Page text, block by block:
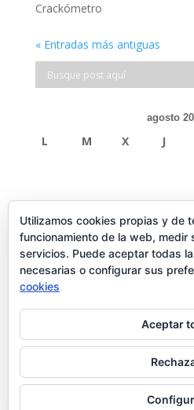
Crackómetro
« Entradas más antiguas
agosto
L M X J
10 13
17
27
« Feb
Utilizamos cookies propias y de
funcionamiento de la web, medir
servicios. Puede aceptar todas
necesarias o configurar sus
cookies
Aceptar